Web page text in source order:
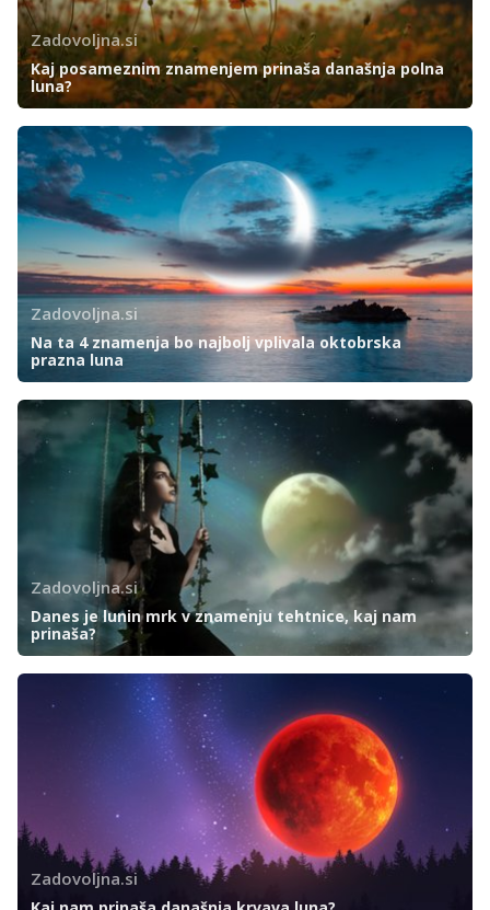
Zadovoljna.si
Kaj posameznim znamenjem prinaša današnja polna
luna?
Zadovoljna.si
Na ta 4 znamenja bo najbolj vplivala oktobrska
prazna luna
Zadovoljna.si
Danes je lunin mrk v znamenju tehtnice, kaj nam
prinaša?
Zadovoljna.si